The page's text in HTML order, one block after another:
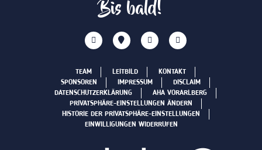
Bis bald!
TEAM LEITBILD
KONTAKT
SPONSOREN
IMPRESSUM
DISCLAIM
DATENSCHUTZERKLÄRUNG
AHA VORARLBERG
PRIVATSPHÄRE-EINSTELLUNGEN ÄNDERN
HISTORIE DER PRIVATSPHÄRE-EINSTELLUNGEN
EINWILLIGUNGEN WIDERRUFEN